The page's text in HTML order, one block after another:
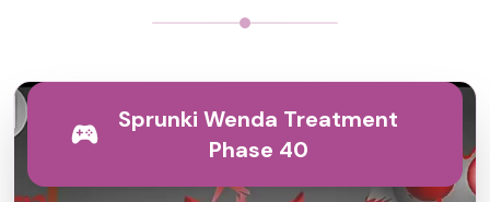
Sprunki Wenda Treatment
Phase 40